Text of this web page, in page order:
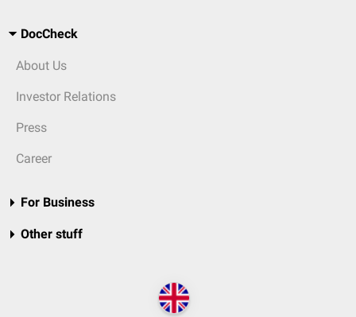
DocCheck
About Us
Investor Relations
Press
Career
For Business
Other stuff